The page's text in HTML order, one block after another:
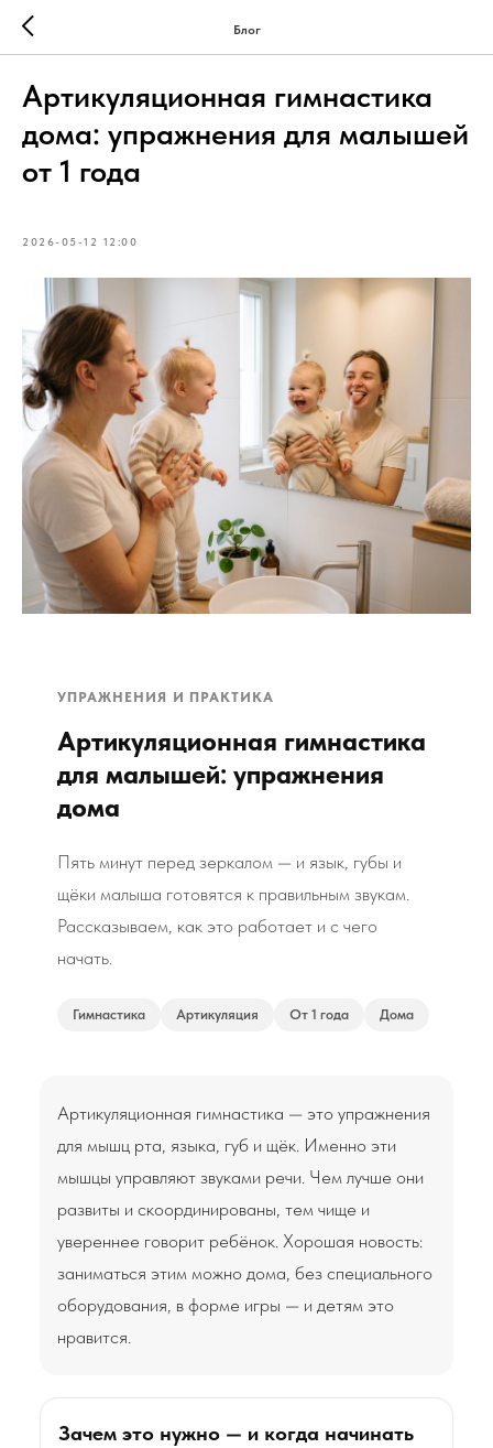
Блог
Артикуляционная гимнастика
дома: упражнения для малышей
от 1 года
2026-05-12 12:00
УПРАЖНЕНИЯ И ПРАКТИКА
Артикуляционная гимнастика
для малышей: упражнения
дома
Пять минут перед зеркалом — и язык, губы и
щёки малыша готовятся к правильным звукам.
Рассказываем, как это работает и с чего
начать.
Гимнастика Артикуляция От 1 года Дома
Артикуляционная гимнастика — это упражнения
для мышц рта, языка, губ и щёк. Именно эти
мышцы управляют звуками речи. Чем лучше они
развиты и скоординированы, тем чище и
увереннее говорит ребёнок. Хорошая новость:
заниматься этим можно дома, без специального
оборудования, в форме игры — и детям это
нравится.
Зачем это нужно — и когда начинать